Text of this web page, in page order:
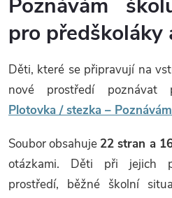
Poznávám
pro předškoláky
Děti, které se připravují na
nové prostředí poznávat
Plotovka / stezka –
Soubor obsahuje 22 stran a
otázkami. Děti při jejich
prostředí, běžné školní